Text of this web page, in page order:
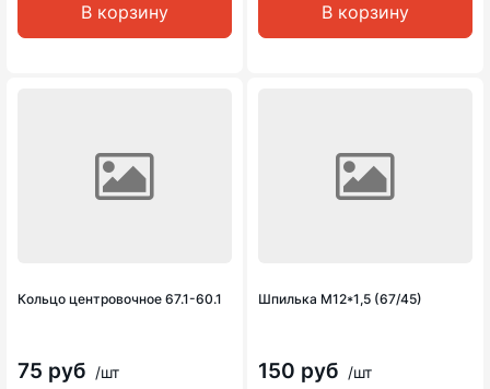
В корзину В корзину
Кольцо центровочное 67.1-60.1
75 руб /шт
Шпилька М12*1,5 (67/45)
150 руб /шт